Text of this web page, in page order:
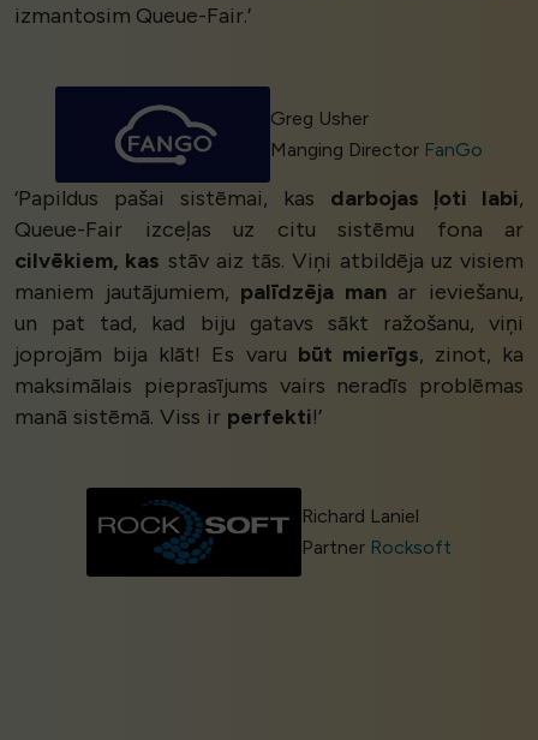
izmantosim Queue-Fair.’
Greg Usher
Manging Director FanGo
‘Papildus pašai sistēmai, kas darbojas ļoti labi,
Queue-Fair izceļas uz citu sistēmu fona ar
cilvēkiem, kas stāv aiz tās. Viņi atbildēja uz visiem
maniem jautājumiem, palīdzēja manar ieviešanu,
un pat tad, kad biju gatavs sākt ražošanu, viņi
joprojām bija klāt! Es varu būt mierīgs, zinot, ka
maksimālais pieprasījums vairs neradīs problēmas
manā sistēmā. Viss ir perfekti!’
Richard Laniel
Partner Rocksoft